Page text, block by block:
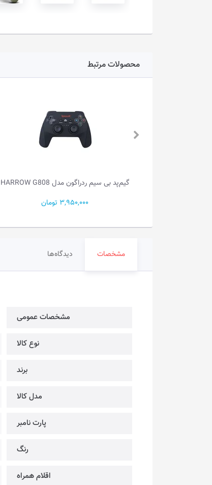
محصولات مرتبط
گیم‌پد بی سیم ردراگون مدل HARROW G808
3,950,000 تومان
مشخصات دیدگاه‌ها
مشخصات عمومی
نوع کالا
برند
مدل کالا
پارت نامبر
رنگ
اقلام همراه